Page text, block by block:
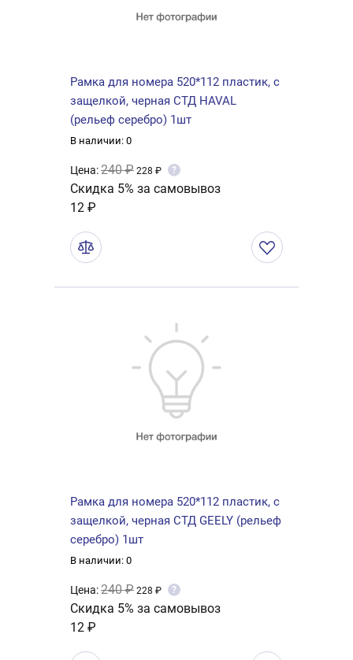
Рамка для номера 520*112 пластик, с
защелкой, черная СТД HAVAL
(рельеф серебро) 1шт
В наличии: 0
Цена:240 ₽ 228 ₽ ?
Скидка 5% за самовывоз
12 ₽
Рамка для номера 520*112 пластик, с
защелкой, черная СТД GEELY (рельеф
серебро) 1шт
В наличии: 0
Цена:240 ₽ 228 ₽ ?
Скидка 5% за самовывоз
12 ₽